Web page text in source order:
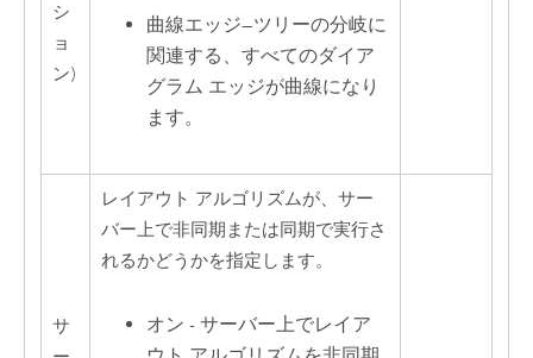
シ
ョ
ン)
曲線エッジ—ツリーの分岐に
関連する、すべてのダイア
グラム エッジが曲線になり
ます。
サ
レイアウト アルゴリズムが、サー
バー上で非同期または同期で実行さ
れるかどうかを指定します。
オン - サーバー上でレイア